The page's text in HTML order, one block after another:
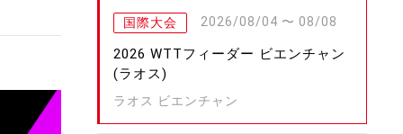
国際大会 2026/08/04 〜 08/08
2026 WTTフィーダー ビエンチャン
(ラオス)
ラオス ビエンチャン